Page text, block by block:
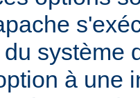
système
à une